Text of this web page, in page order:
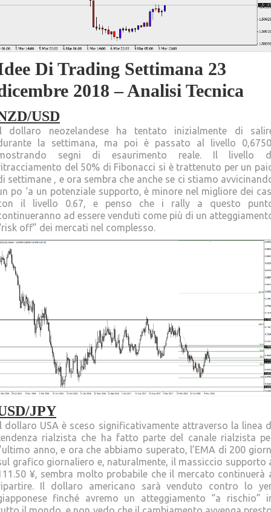
Di Trading Settimana 23
2018 – Analisi Tecnica
USD
dollaro neozelandese ha tentato inizialmente di
la settimana, ma poi è passato al livello
segni di esaurimento reale. Il livello
del 50% di Fibonacci si è trattenuto per un
settimane , e ora sembra che anche se ci stiamo
po ‘a un potenziale supporto, è minore nel migliore dei
il livello 0.67, e penso che i rally a questo
ad essere venduti come più di un
off” dei mercati nel complesso.
JPY
dollaro USA è sceso significativamente attraverso la linea
rialzista che ha fatto parte del canale rialzista
anno, e ora che abbiamo superato, l’EMA di 200
grafico giornaliero e, naturalmente, il massiccio supporto
¥, sembra molto probabile che il mercato continuerà
Il dollaro americano sarà venduto contro lo
finché avremo un atteggiamento “a rischio”